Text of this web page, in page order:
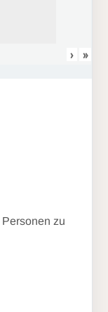
› »
zu